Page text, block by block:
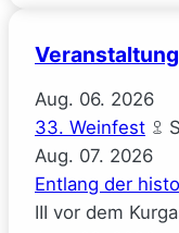
Aug. 06. 2026
33. Weinfest
Aug. 07. 2026
Entlang der
III vor dem